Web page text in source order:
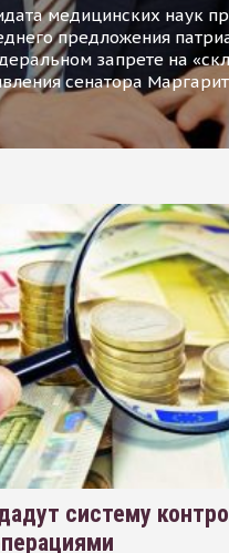
медицинских наук
предложения
запрете на
сенатора
систему